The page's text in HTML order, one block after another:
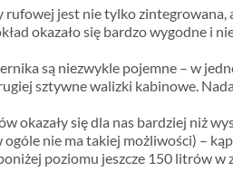
jest nie tylko zintegrowana,
okazało się bardzo wygodne i
są niezwykle pojemne – w
sztywne walizki kabinowe.
okazały się dla nas bardziej niż
nie ma takiej możliwości) –
poziomu jeszcze 150 litrów w